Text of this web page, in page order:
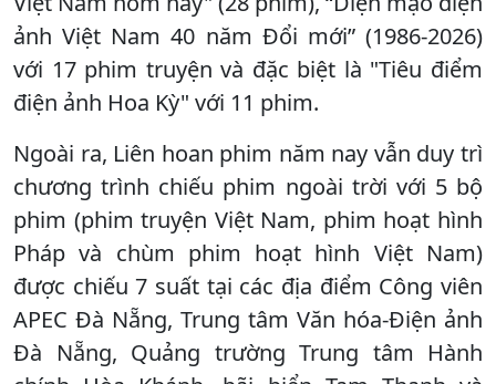
ảnh Việt Nam 40 năm Đổi mới” (1986-2026)
với 17 phim truyện và đặc biệt là "Tiêu điểm
điện ảnh Hoa Kỳ" với 11 phim.
Ngoài ra, Liên hoan phim năm nay vẫn duy trì
chương trình chiếu phim ngoài trời với 5 bộ
phim (phim truyện Việt Nam, phim hoạt hình
Pháp và chùm phim hoạt hình Việt Nam)
được chiếu 7 suất tại các địa điểm Công viên
APEC Đà Nẵng, Trung tâm Văn hóa-Điện ảnh
Đà Nẵng, Quảng trường Trung tâm Hành